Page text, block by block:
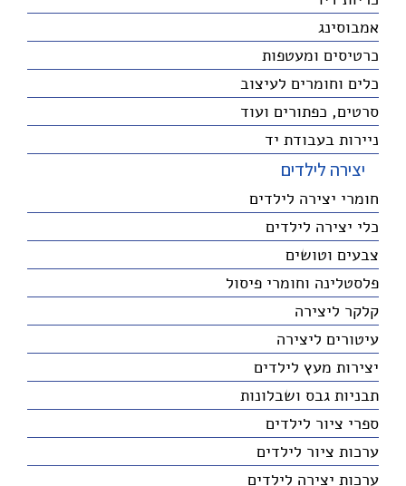
אמבוסינג
כרטיסים ומעטפות
כלים וחומרים לעיצוב
סרטים, כפתורים ועוד
ניירות בעבודת יד
יצירה לילדים
חומרי יצירה לילדים
כלי יצירה לילדים
צבעים וטושים
פלסטלינה וחומרי פיסול
קלקר ליצירה
עיטורים ליצירה
יצירות מעץ לילדים
תבניות גבס ושבלונות
ספרי ציור לילדים
ערכות ציור לילדים
ערכות יצירה לילדים